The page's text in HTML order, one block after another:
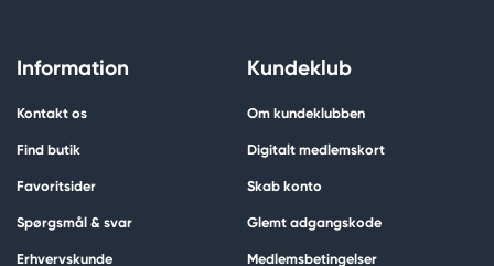
Information
Kontakt os
Find butik
Favoritsider
Spørgsmål & svar
Erhvervskunde
Kundeklub
Om kundeklubben
Digitalt medlemskort
Skab konto
Glemt adgangskode
Medlemsbetingelser